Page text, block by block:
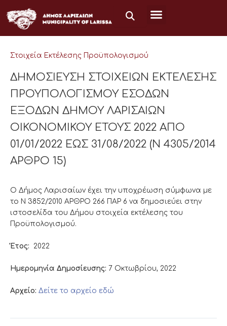
στο
περιεχόμενο
Στοιχεία Εκτέλεσης Προϋπολογισμού
ΔΗΜΟΣΙΕΥΣΗ ΣΤΟΙΧΕΙΩΝ ΕΚΤΕΛΕΣΗΣ
ΠΡΟΥΠΟΛΟΓΙΣΜΟΥ ΕΣΟΔΩΝ
ΕΞΟΔΩΝ ΔΗΜΟΥ ΛΑΡΙΣΑΙΩΝ
ΟΙΚΟΝΟΜΙΚΟΥ ΕΤΟΥΣ 2022 ΑΠΟ
01/01/2022 ΕΩΣ 31/08/2022 (Ν 4305/2014
ΑΡΘΡΟ 15)
Ο Δήμος Λαρισαίων έχει την υποχρέωση σύμφωνα με
το Ν 3852/2010 ΑΡΘΡΟ 266 ΠΑΡ 6 να δημοσιεύει στην
ιστοσελίδα του Δήμου στοιχεία εκτέλεσης του
Προϋπολογισμού.
Έτος: 2022
Ημερομηνία Δημοσίευσης: 7 Οκτωβρίου, 2022
Αρχείο: Δείτε το αρχείο εδώ